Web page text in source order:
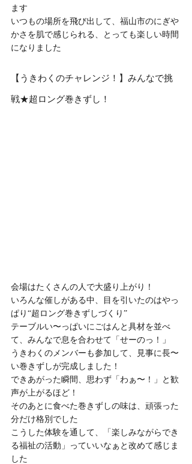
ます
いつもの場所を飛び出して、福山市のにぎや
かさを肌で感じられる、とっても楽しい時間
になりました
【うきわくのチャレンジ！】みんなで挑
戦★超ロング巻きずし！
会場はたくさんの人で大盛り上がり！
いろんな催しがある中、目を引いたのはやっ
ぱり“超ロング巻きずしづくり”
テーブルい〜っぱいにごはんと具材を並べ
て、みんなで息を合わせて「せーのっ！」
うきわくのメンバーも参加して、見事に長〜
い巻きずしが完成しました！
できあがった瞬間、思わず「わぁ〜！」と歓
声が上がるほど！
そのあとに食べた巻きずしの味は、頑張った
分だけ格別でした
こうした体験を通して、「楽しみながらでき
る福祉の活動」っていいなぁと改めて感じま
した